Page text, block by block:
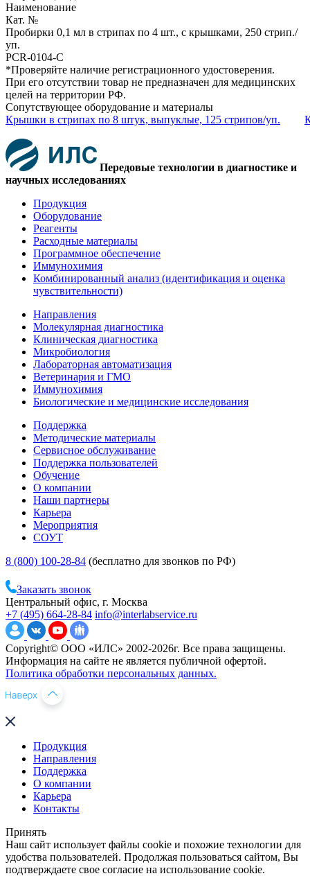
Наименование
Кат. №
Пробирки 0,1 мл в стрипах по 4 шт., с крышками, 250 стрип./
уп.
PCR-0104-C
*Проверяйте наличие регистрационного удостоверения.
При его отсутствии товар не предназначен для медицинских
целей на территории РФ.
Сопутствующее оборудование и материалы
Крышки в стрипах по 8 штук, выпуклые, 125 стрипов/уп.
Передовые технологии в диагностике и
научных исследованиях
Продукция
Оборудование
Реагенты
Расходные материалы
Программное обеспечение
Иммунохимия
Комбинированный анализ (идентификация и оценка
чувствительности)
Направления
Молекулярная диагностика
Клиническая диагностика
Микробиология
Лабораторная автоматизация
Ветеринария и ГМО
Иммунохимия
Биологические и медицинские исследования
Поддержка
Методические материалы
Сервисное обслуживание
Поддержка пользователей
Обучение
О компании
Наши партнеры
Карьера
Мероприятия
СОУТ
8 (800) 100-28-84 (бесплатно для звонков по РФ)
Заказать звонок
Центральный офис, г. Москва
+7 (495) 664-28-84 info@interlabservice.ru
Copyright© ООО «ИЛС» 2002-2026г. Все права защищены.
Информация на сайте не является публичной офертой.
Политика обработки персональных данных.
Продукция
Направления
Поддержка
О компании
Карьера
Контакты
Принять
Наш сайт использует файлы cookie и похожие технологии для
удобства пользователей. Продолжая пользоваться сайтом, Вы
подтверждаете свое согласие на использование cookie.